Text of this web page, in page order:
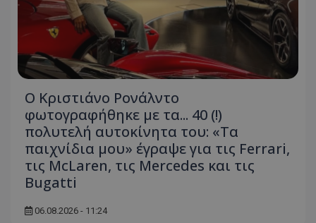
Ο Κριστιάνο Ρονάλντο
φωτογραφήθηκε με τα... 40 (!)
πολυτελή αυτοκίνητα του: «Τα
παιχνίδια μου» έγραψε για τις Ferrari,
τις McLaren, τις Mercedes και τις
Bugatti
06.08.2026 - 11:24